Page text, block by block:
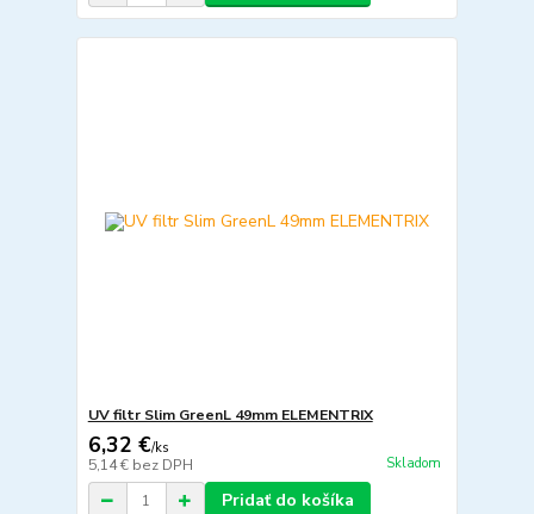
UV filtr Slim GreenL 49mm ELEMENTRIX
6,32 €/ks
5,14 € bez DPH Skladom
Pridať do košíka